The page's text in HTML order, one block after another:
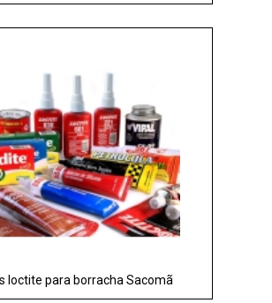
loctite para borracha Sacomã